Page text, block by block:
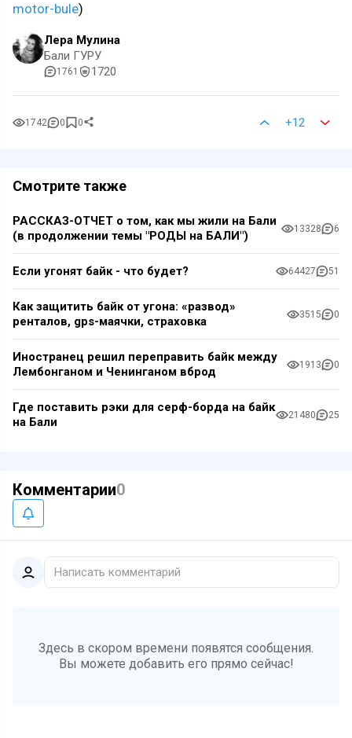
motor-bule)
Лера Мулина
Бали ГУРУ
1761 1720
1742 0 0 +12
Смотрите также
РАССКАЗ-ОТЧЕТ о том, как мы жили на Бали
(в продолжении темы "РОДЫ на БАЛИ")
13328 6
Если угонят байк - что будет? 64427 51
Как защитить байк от угона: «развод»
ренталов, gps-маячки, страховка
3515 0
Иностранец решил переправить байк между
Лембонганом и Ченинганом вброд
1913 0
Где поставить рэки для серф-борда на байк
на Бали
21480 25
Комментарии0
Написать комментарий
Здесь в скором времени появятся сообщения.
Вы можете добавить его прямо сейчас!